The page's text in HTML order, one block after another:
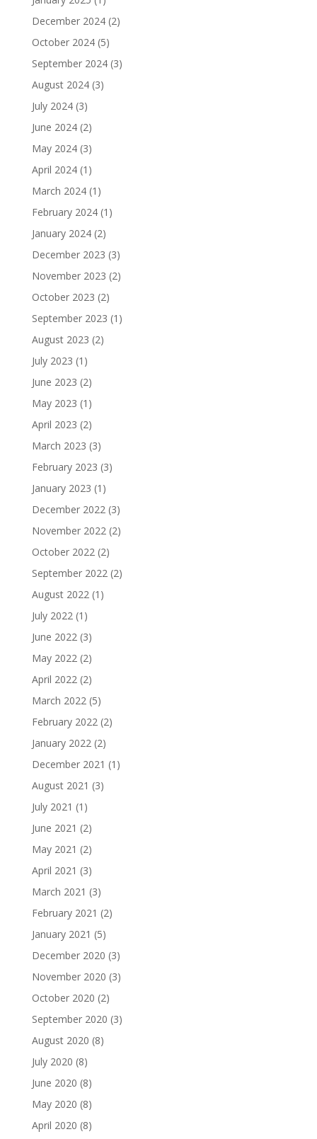
December 2024(2)
October 2024(5)
September 2024(3)
August 2024(3)
July 2024(3)
June 2024(2)
May 2024(3)
April 2024(1)
March 2024(1)
February 2024(1)
January 2024(2)
December 2023 (3)
November 2023 (2)
October 2023 (2)
September 2023 (1)
August 2023 (2)
July 2023 (1)
June 2023 (2)
May 2023 (1)
April 2023 (2)
March 2023 (3)
February 2023 (3)
January 2023 (1)
December 2022(3)
November 2022(2)
October 2022(2)
September 2022(2)
August 2022(1)
July 2022(1)
June 2022(3)
May 2022(2)
April 2022(2)
March 2022(5)
February 2022(2)
January 2022(2)
December 2021 (1)
August 2021 (3)
July 2021 (1)
June 2021 (2)
May 2021 (2)
April 2021 (3)
March 2021 (3)
February 2021 (2)
January 2021 (5)
December 2020 (3)
November 2020 (3)
October 2020 (2)
September 2020 (3)
August 2020 (8)
July 2020 (8)
June 2020 (8)
May 2020 (8)
April 2020 (8)